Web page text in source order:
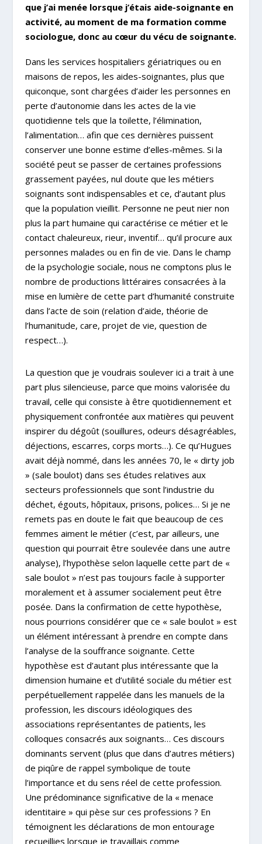
que j’ai menée lorsque j’étais aide-soignante en
activité, au moment de ma formation comme
sociologue, donc au cœur du vécu de soignante.
Dans les services hospitaliers gériatriques ou en
maisons de repos, les aides-soignantes, plus que
quiconque, sont chargées d’aider les personnes en
perte d’autonomie dans les actes de la vie
quotidienne tels que la toilette, l’élimination,
l’alimentation… afin que ces dernières puissent
conserver une bonne estime d’elles-mêmes. Si la
société peut se passer de certaines professions
grassement payées, nul doute que les métiers
soignants sont indispensables et ce, d’autant plus
que la population vieillit. Personne ne peut nier non
plus la part humaine qui caractérise ce métier et le
contact chaleureux, rieur, inventif… qu’il procure aux
personnes malades ou en fin de vie. Dans le champ
de la psychologie sociale, nous ne comptons plus le
nombre de productions littéraires consacrées à la
mise en lumière de cette part d’humanité construite
dans l’acte de soin (relation d’aide, théorie de
l’humanitude, care, projet de vie, question de
respect…).
La question que je voudrais soulever ici a trait à une
part plus silencieuse, parce que moins valorisée du
travail, celle qui consiste à être quotidiennement et
physiquement confrontée aux matières qui peuvent
inspirer du dégoût (souillures, odeurs désagréables,
déjections, escarres, corps morts…). Ce qu’Hugues
avait déjà nommé, dans les années 70, le « dirty job
» (sale boulot) dans ses études relatives aux
secteurs professionnels que sont l’industrie du
déchet, égouts, hôpitaux, prisons, polices… Si je ne
remets pas en doute le fait que beaucoup de ces
femmes aiment le métier (c’est, par ailleurs, une
question qui pourrait être soulevée dans une autre
analyse), l’hypothèse selon laquelle cette part de «
sale boulot » n’est pas toujours facile à supporter
moralement et à assumer socialement peut être
posée. Dans la confirmation de cette hypothèse,
nous pourrions considérer que ce « sale boulot » est
un élément intéressant à prendre en compte dans
l’analyse de la souffrance soignante. Cette
hypothèse est d’autant plus intéressante que la
dimension humaine et d’utilité sociale du métier est
perpétuellement rappelée dans les manuels de la
profession, les discours idéologiques des
associations représentantes de patients, les
colloques consacrés aux soignants… Ces discours
dominants servent (plus que dans d’autres métiers)
de piqûre de rappel symbolique de toute
l’importance et du sens réel de cette profession.
Une prédominance significative de la « menace
identitaire » qui pèse sur ces professions ? En
témoignent les déclarations de mon entourage
recueillies lorsque je travaillais comme